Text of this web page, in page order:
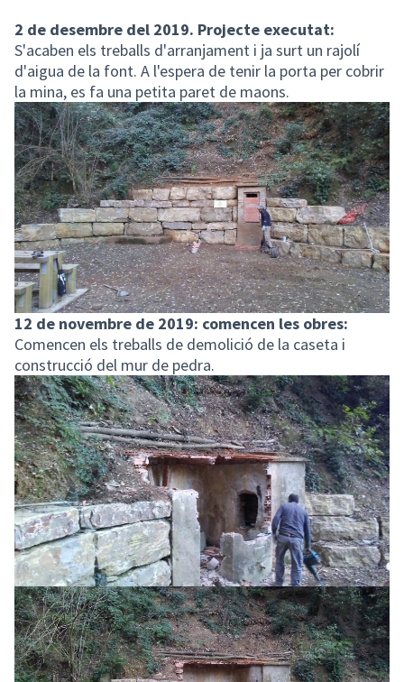
2 de desembre del 2019. Projecte executat:
S'acaben els treballs d'arranjament i ja surt un rajolí
d'aigua de la font. A l'espera de tenir la porta per cobrir
la mina, es fa una petita paret de maons.
12 de novembre de 2019: comencen les obres:
Comencen els treballs de demolició de la caseta i
construcció del mur de pedra.